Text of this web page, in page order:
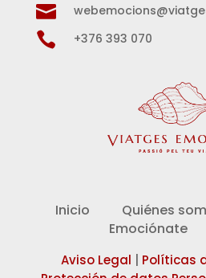

 +376 393 070
Inicio Quiénes
Emociónate
Aviso Legal
Políticas